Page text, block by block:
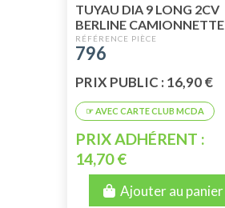
TUYAU DIA 9 LONG 2CV
BERLINE CAMIONNETTE
796
PRIX PUBLIC : 16,90 €
PRIX ADHÉRENT :
14,70 €
Ajouter au panier